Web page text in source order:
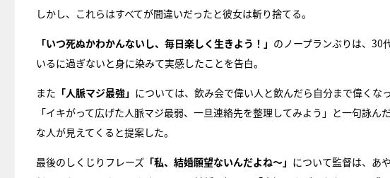
しかし、これらはすべてが間違いだったと彼女は斬り捨てる。
「いつ死ぬかわかんないし、毎日楽しく生きよう！」 のノープランぶりは、30
いるに過ぎないと身に染みて実感したことを告白。
また 「人脈マジ最強」 については、飲み会で偉い人と飲んだら自分まで偉く
「イキがって広げた人脈マジ最弱、一旦連絡先を整理してみよう」と一句詠
な人が見えてくると提案した。
最後のしくじりフレーズ 「私、結婚願望ないんだよね〜」 について監督は、あ